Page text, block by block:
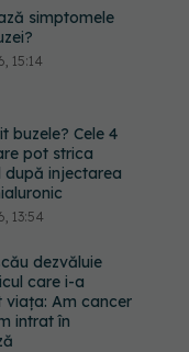
simptomele
15:14
buzele? Cele 4
pot strica
după injectarea
13:54
dezvăluie
care i-a
viața: Am cancer
intrat în